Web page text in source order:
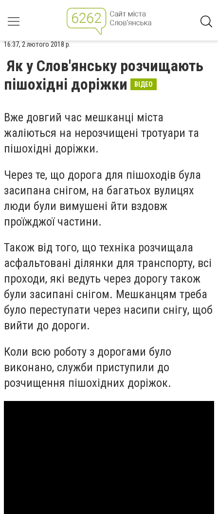
16:37, 2 лютого 2018 р.
Як у Слов'янську розчищають
пішохідні доріжки
ВІДЕО
Вже довгий час мешканці міста
жаліються на нерозчищені тротуари та
пішохідні доріжки.
Через те, що дорога для пішоходів була
засипана снігом, на багатьох вулицях
люди були вимушені йти вздовж
проїжджої частини.
Також від того, що техніка розчищала
асфальтовані ділянки для транспорту, всі
проходи, які ведуть через дорогу також
були засипані снігом. Мешканцям треба
було переступати через насипи снігу, щоб
вийти до дороги.
Коли всю роботу з дорогами було
виконано, служби приступили до
розчищення пішохідних доріжок.